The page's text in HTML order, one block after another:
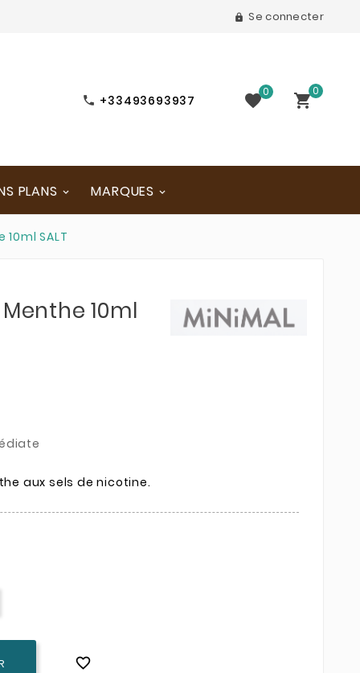
 Se connecter
 +33493693937 0 
0
PLANS MARQUES
SALT
10ml
aux sels de nicotine.
